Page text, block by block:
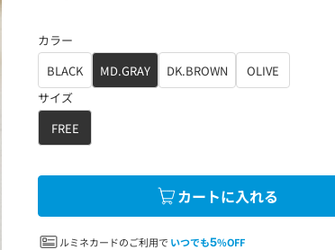
カラー
BLACK
MD.GRAY DK.BROWN
OLIVE
サイズ
FREE
カートに入れる
ルミネカードのご利用で いつでも5%OFF